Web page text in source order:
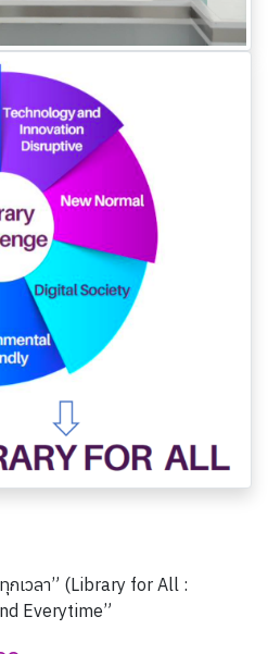
กเวลา” (Library for All :
Everytime”